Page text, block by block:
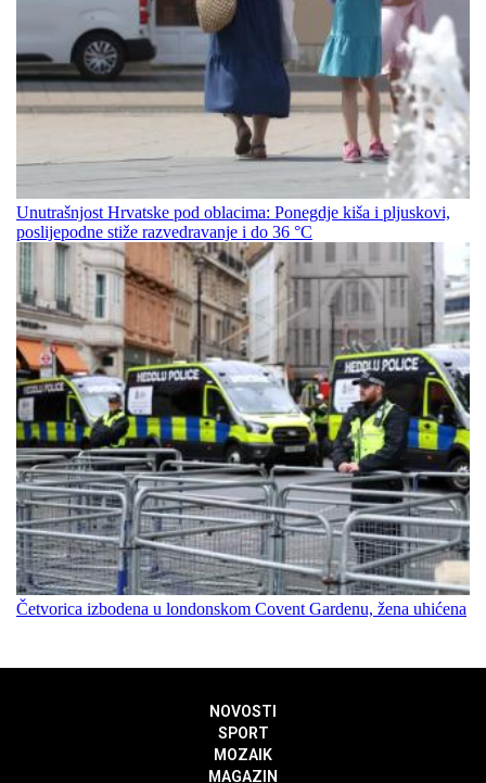
Unutrašnjost Hrvatske pod oblacima: Ponegdje kiša i pljuskovi,
poslijepodne stiže razvedravanje i do 36 °C
Četvorica izbodena u londonskom Covent Gardenu, žena uhićena
NOVOSTI
SPORT
MOZAIK
MAGAZIN